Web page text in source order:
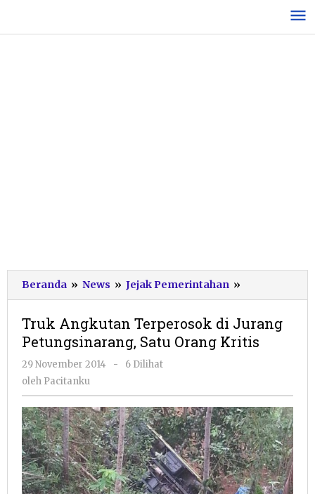
konten
Beranda » News » Jejak Pemerintahan »
Angkutan
di
Jurang
Truk Angkutan Terperosok di Jurang
Petungsinarang, Satu Orang Kritis
29 November 2014
oleh
-
6 Dilihat
oleh Pacitanku